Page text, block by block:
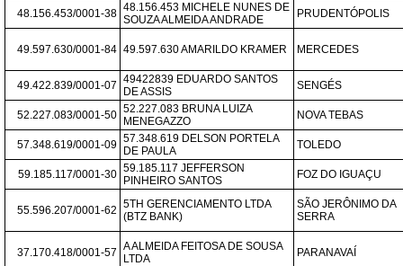
48.156.453/0001-38 48.156.453 MICHELE NUNES DE
SOUZA ALMEIDA ANDRADE
PRUDENTÓPOLIS
49.597.630/0001-84 49.597.630 AMARILDO KRAMER MERCEDES
49.422.839/0001-07 49422839 EDUARDO SANTOS
DE ASSIS
SENGÉS
52.227.083/0001-50 52.227.083 BRUNA LUIZA
MENEGAZZO
NOVA TEBAS
57.348.619/0001-09 57.348.619 DELSON PORTELA
DE PAULA
TOLEDO
59.185.117/0001-30 59.185.117 JEFFERSON
PINHEIRO SANTOS
FOZ DO IGUAÇU
55.596.207/0001-62 5TH GERENCIAMENTO LTDA
(BTZ BANK)
SÃO JERÔNIMO DA
SERRA
37.170.418/0001-57 A ALMEIDA FEITOSA DE SOUSA
LTDA
PARANAVAÍ